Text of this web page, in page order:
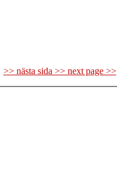
>> nästa sida >> next page >>